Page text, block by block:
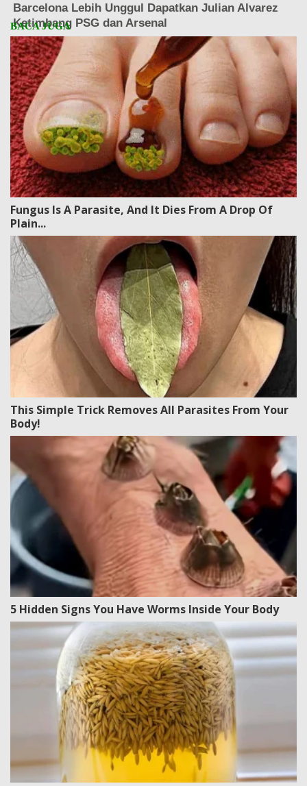
Fungus Is A Parasite, And It Dies From A Drop Of
Plain...
This Simple Trick Removes All Parasites From Your
Body!
5 Hidden Signs You Have Worms Inside Your Body